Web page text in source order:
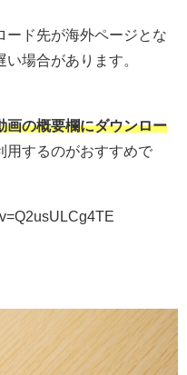
ード先が海外ページとな
場合があります。
の概要欄にダウンロー
用するのがおすすめで